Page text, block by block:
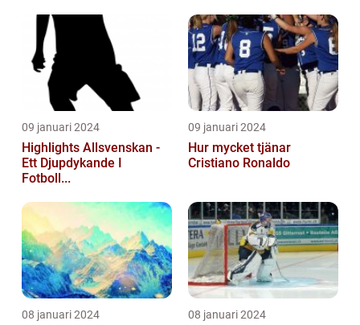
09 januari 2024
Highlights Allsvenskan -
Ett Djupdykande I
Fotboll...
09 januari 2024
Hur mycket tjänar
Cristiano Ronaldo
08 januari 2024 08 januari 2024